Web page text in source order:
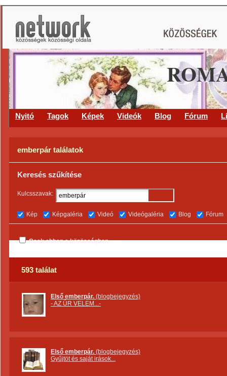
Nyitó Tagok Képek Videók Blog Fórum
emberpár találatok
Keresés szűkítése
Kulcsszavak:
Kép Képgaléria Videó Videógaléria Blog Fórum
Csak ebben a közösségben
593 találat
Első emberpár. (blogbejegyzés)
- AZ ÚR VELEM...-
Első emberpár. (blogbejegyzés)
Gyűjtöt és saját irások...